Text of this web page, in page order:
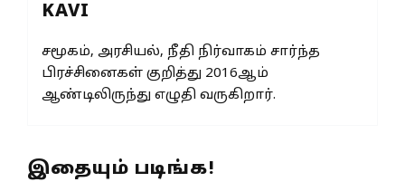
KAVI
சமூகம், அரசியல், நீதி நிர்வாகம் சார்ந்த
பிரச்சினைகள் குறித்து 2016ஆம்
ஆண்டிலிருந்து எழுதி வருகிறார்.
இதையும் படிங்க!